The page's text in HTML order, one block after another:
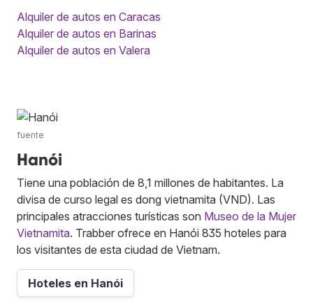
Alquiler de autos en Caracas
Alquiler de autos en Barinas
Alquiler de autos en Valera
fuente
Hanói
Tiene una población de 8,1 millones de habitantes. La
divisa de curso legal es dong vietnamita (VND). Las
principales atracciones turísticas son Museo de la Mujer
Vietnamita. Trabber ofrece en Hanói 835 hoteles para
los visitantes de esta ciudad de Vietnam.
Hoteles en Hanói